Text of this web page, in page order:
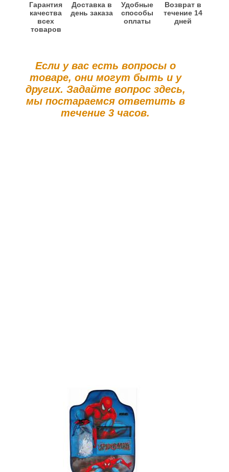
Гарантия
качества
всех
товаров
Доставка в
день заказа
Удобные
способы
оплаты
Возврат в
течение 14
дней
Если у вас есть вопросы о
товаре, они могут быть и у
других. Задайте вопрос здесь,
мы постараемся ответить в
течение 3 часов.